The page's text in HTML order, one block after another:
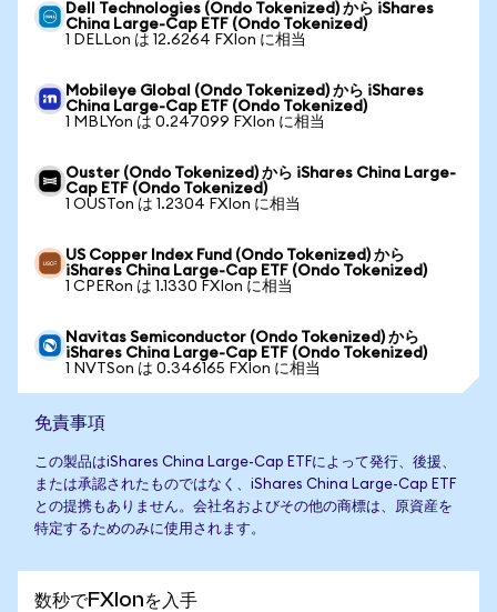
Dell Technologies (Ondo Tokenized) から iShares
China Large-Cap ETF (Ondo Tokenized)
1 DELLon は 12.6264 FXIon に相当
Mobileye Global (Ondo Tokenized) から iShares
China Large-Cap ETF (Ondo Tokenized)
1 MBLYon は 0.247099 FXIon に相当
Ouster (Ondo Tokenized) から iShares China Large-
Cap ETF (Ondo Tokenized)
1 OUSTon は 1.2304 FXIon に相当
US Copper Index Fund (Ondo Tokenized) から
iShares China Large-Cap ETF (Ondo Tokenized)
1 CPERon は 1.1330 FXIon に相当
Navitas Semiconductor (Ondo Tokenized) から
iShares China Large-Cap ETF (Ondo Tokenized)
1 NVTSon は 0.346165 FXIon に相当
免責事項
この製品はiShares China Large-Cap ETFによって発行、後援、
または承認されたものではなく、iShares China Large-Cap ETF
との提携もありません。会社名およびその他の商標は、原資産を
特定するためのみに使用されます。
数秒でFXIonを入手